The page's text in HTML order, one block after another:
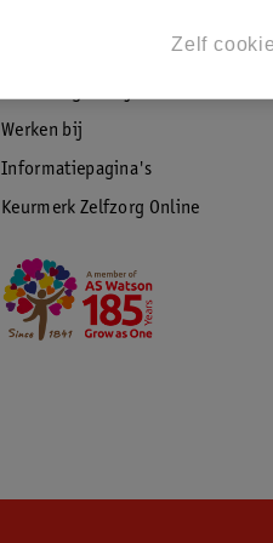
Werken bij
Informatiepagina's
Keurmerk Zelfzorg Online
Zelf